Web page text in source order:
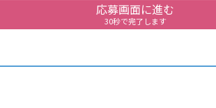
応募画面に進む
30秒で完了します